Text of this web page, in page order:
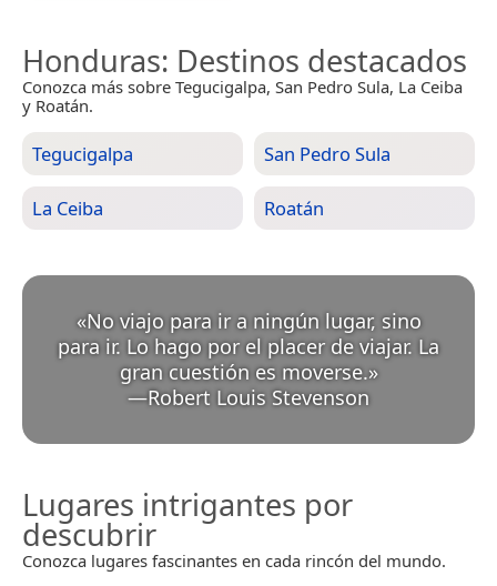
Honduras: Destinos destacados
Conozca más sobre Tegucigalpa, San Pedro Sula, La Ceiba
y Roatán.
Tegucigalpa San Pedro Sula
La Ceiba Roatán
«No viajo para ir a ningún lugar, sino
para ir. Lo hago por el placer de viajar. La
gran cuestión es moverse. »
—Robert Louis Stevenson
Lugares intrigantes por
descubrir
Conozca lugares fascinantes en cada rincón del mundo.